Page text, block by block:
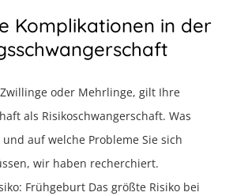
Komplikationen in der
oder Mehrlinge, gilt Ihre
als Risikoschwangerschaft. Was
auf welche Probleme Sie sich
wir haben recherchiert.
Frühgeburt Das größte Risiko bei